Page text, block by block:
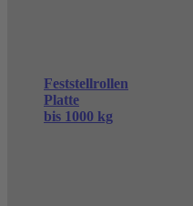
Feststellrollen
Platte
bis 1000 kg